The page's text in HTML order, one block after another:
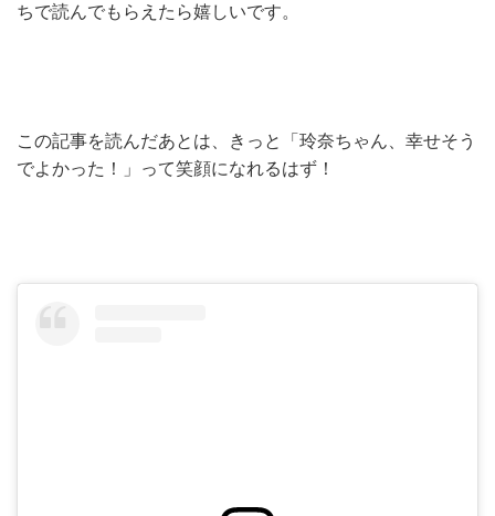
ちで読んでもらえたら嬉しいです。
この記事を読んだあとは、きっと「玲奈ちゃん、幸せそう
でよかった！」って笑顔になれるはず！